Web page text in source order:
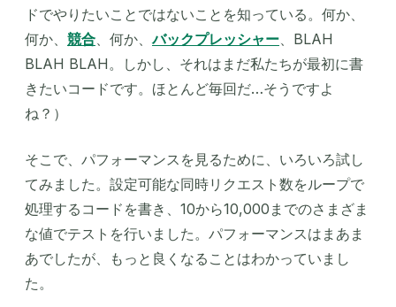
ドでやりたいことではないことを知っている。何か、
何か、 競合、何か、バックプレッシャー、BLAH
BLAH BLAH。しかし、それはまだ私たちが最初に書
きたいコードです。ほとんど毎回だ…そうですよ
ね？）
そこで、パフォーマンスを見るために、いろいろ試し
てみました。設定可能な同時リクエスト数をループで
処理するコードを書き、10から10,000までのさまざま
な値でテストを行いました。パフォーマンスはまあま
あでしたが、もっと良くなることはわかっていまし
た。